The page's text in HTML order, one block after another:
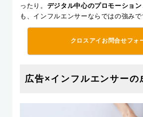
ったり。 デジタル中心のプロモーショ
も、インフルエンサーならではの強みで
クロスアイお問合せフォ
広告×インフルエンサーの